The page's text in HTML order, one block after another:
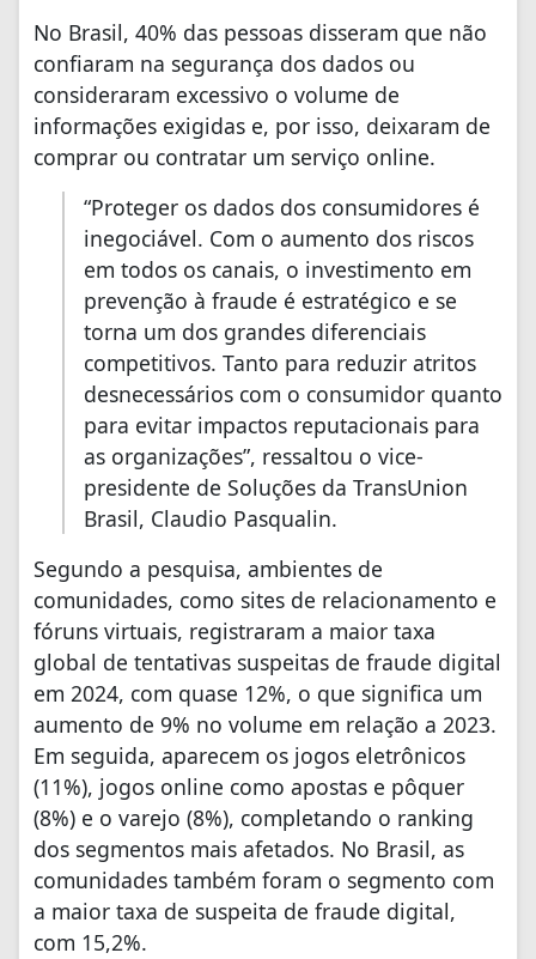
No Brasil, 40% das pessoas disseram que não
confiaram na segurança dos dados ou
consideraram excessivo o volume de
informações exigidas e, por isso, deixaram de
comprar ou contratar um serviço online.
“Proteger os dados dos consumidores é
inegociável. Com o aumento dos riscos
em todos os canais, o investimento em
prevenção à fraude é estratégico e se
torna um dos grandes diferenciais
competitivos. Tanto para reduzir atritos
desnecessários com o consumidor quanto
para evitar impactos reputacionais para
as organizações”, ressaltou o vice-
presidente de Soluções da TransUnion
Brasil, Claudio Pasqualin.
Segundo a pesquisa, ambientes de
comunidades, como sites de relacionamento e
fóruns virtuais, registraram a maior taxa
global de tentativas suspeitas de fraude digital
em 2024, com quase 12%, o que significa um
aumento de 9% no volume em relação a 2023.
Em seguida, aparecem os jogos eletrônicos
(11%), jogos online como apostas e pôquer
(8%) e o varejo (8%), completando o ranking
dos segmentos mais afetados. No Brasil, as
comunidades também foram o segmento com
a maior taxa de suspeita de fraude digital,
com 15,2%.